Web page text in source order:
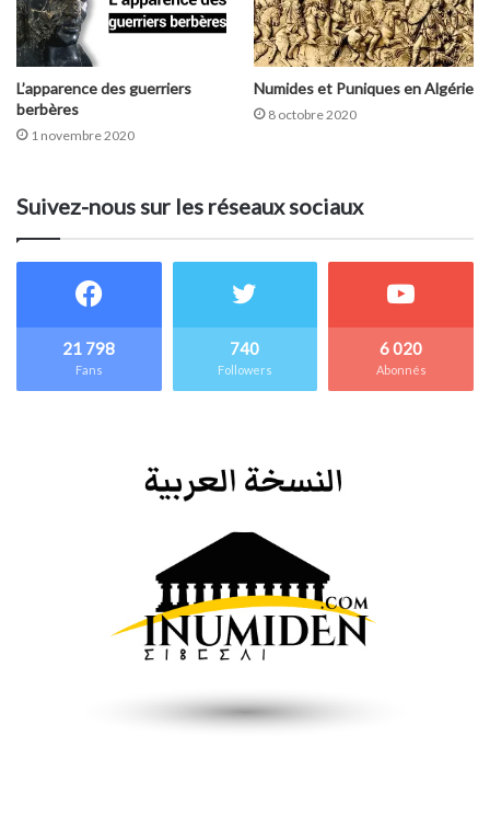
L’apparence des guerriers
berbères
1 novembre 2020
Numides et Puniques en Algérie
8 octobre 2020
Suivez-nous sur les réseaux sociaux
21 798
Fans
740
Followers
6 020
Abonnés